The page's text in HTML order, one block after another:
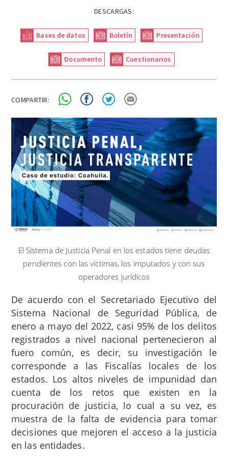
DESCARGAS:
Bases de datos Boletín Presentación
Documento Cuestionarios
COMPARTIR:
El Sistema de Justicia Penal en los estados tiene deudas
pendientes con las víctimas, los imputados y con sus
operadores jurídicos
De acuerdo con el Secretariado Ejecutivo del
Sistema Nacional de Seguridad Pública, de
enero a mayo del 2022, casi 95% de los delitos
registrados a nivel nacional pertenecieron al
fuero común, es decir, su investigación le
corresponde a las Fiscalías locales de los
estados. Los altos niveles de impunidad dan
cuenta de los retos que existen en la
procuración de justicia, lo cual a su vez, es
muestra de la falta de evidencia para tomar
decisiones que mejoren el acceso a la justicia
en las entidades.